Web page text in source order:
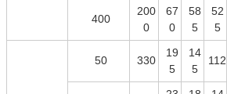
400
200
0
67
0
58
5
52
5
50 330
19
5
14
5
112